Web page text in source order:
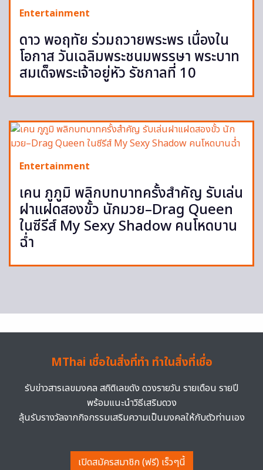
Entertainment
ดาว พอฤทัย ร่วมถวายพระพร เนื่องใน
โอกาส วันเฉลิมพระชนมพรรษา พระบาท
สมเด็จพระเจ้าอยู่หัว รัชกาลที่ 10
Entertainment
เคน ภูภูมิ พลิกบทบาทครั้งสำคัญ รับเล่น
ฝาแฝดสองขั้ว นักมวย–Drag Queen
ในซีรีส์ My Sexy Shadow คนโหดบาน
ฉ่ำ
MThai เชื่อในสิ่งที่ทำ ทำในสิ่งที่เชื่อ
รับข่าวสารเลขมงคล สถิติเลขดัง ดวงรายวัน รายเดือน รายปี
พร้อมแนะนำวิธีเสริมดวง
ลุ้นรับรางวัลจากกิจกรรมเสริมความเป็นมงคลให้กับตัวท่านเอง
เปิดสมัครสมาชิก (ฟรี) เร็วๆนี้